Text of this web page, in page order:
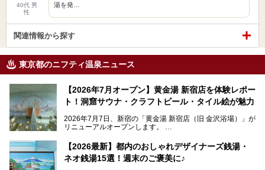
40代 男
性
湯を発…
関連情報から探す
東京都のニフティ温泉ニュース
【2026年7月オープン】黄金湯 新宿店を体験レポー
ト！洞窟サウナ・クラフトビール・タイル絵が魅力
2026年7月7日、新宿の「黄金湯 新宿店（旧 金沢浴場）」が
リニューアルオープンします。
レトロでノスタルジックなタイル絵はそのまま、昔からここ
を知る地元の人にも、新しく足を運んでくれる人にも愛され
る、今の時代の"銭湯"として生まれ変わりました。洞窟のよ
【2026最新】都内のおしゃれデザイナーズ銭湯・
ネオ銭湯15選！週末のご褒美に♪